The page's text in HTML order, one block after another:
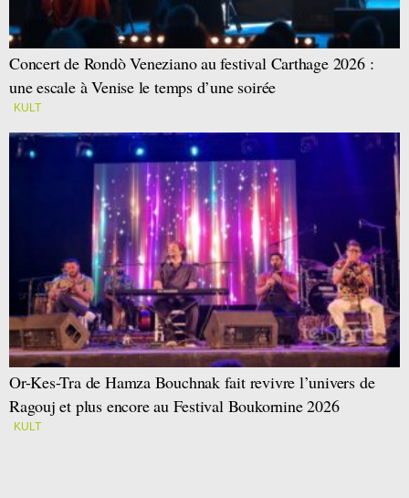
Concert de Rondò Veneziano au festival Carthage 2026 :
une escale à Venise le temps d’une soirée
KULT
Or-Kes-Tra de Hamza Bouchnak fait revivre l’univers de
Ragouj et plus encore au Festival Boukornine 2026
KULT